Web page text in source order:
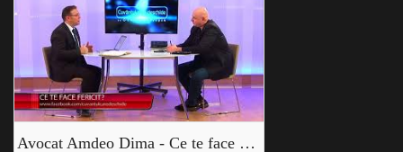
Avocat Amdeo Dima - Ce te face fericit (I)